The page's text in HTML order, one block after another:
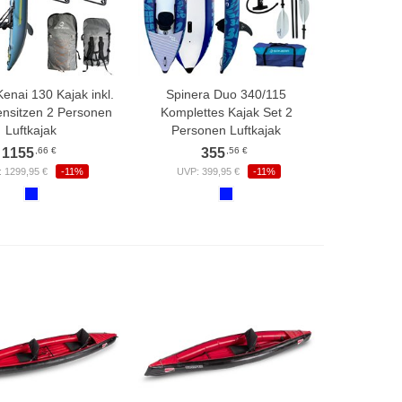
130 Kajak inkl.
2 Personen
Luftkajak
1155 ,66 €
1299,95 € -11%
Spinera Duo 340/115
Komplettes Kajak Set 2
Personen Luftkajak
355 ,56 €
UVP: 399,95 € -11%